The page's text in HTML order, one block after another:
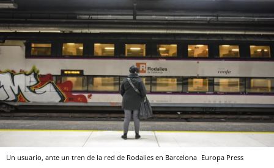
Un usuario, ante un tren de la red de Rodalies en Barcelona Europa Press